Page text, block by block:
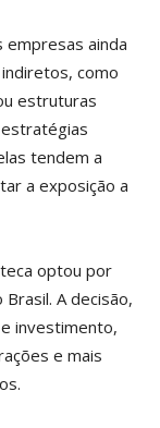
empresas ainda
como
estruturas
tendem a
a exposição a
optou por
A decisão,
investimento,
e mais